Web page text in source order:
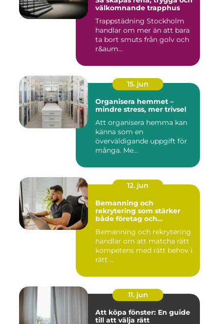
välkomnande trapphus
Trappstädning Stockholm
handlar om mer än att bara
ta bort smuts från golv och
r&aum...
15. jun
Organisera hemmet –
mindre stress, mer trivsel
Att organisera hemma kan
känna som en
överväldigande uppgift för
många. Me...
12. jun
Bemanning och
rekrytering som stärker
både företag och
Bemanning och rekrytering
handlar om att matcha rätt
kompetens med rätt behov i
rätt ...
11. jun
Att köpa fönster: En guide
till att välja rätt